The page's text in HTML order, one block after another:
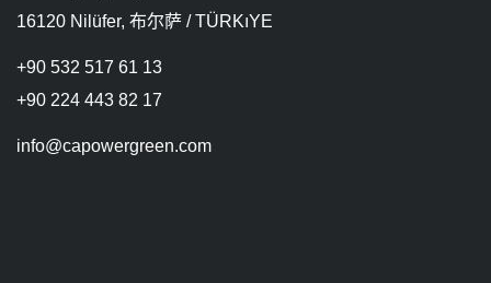
16120 Nilüfer, 布尔萨 / TÜRKıYE
+90 532 517 61 13
+90 224 443 82 17
info@capowergreen.com